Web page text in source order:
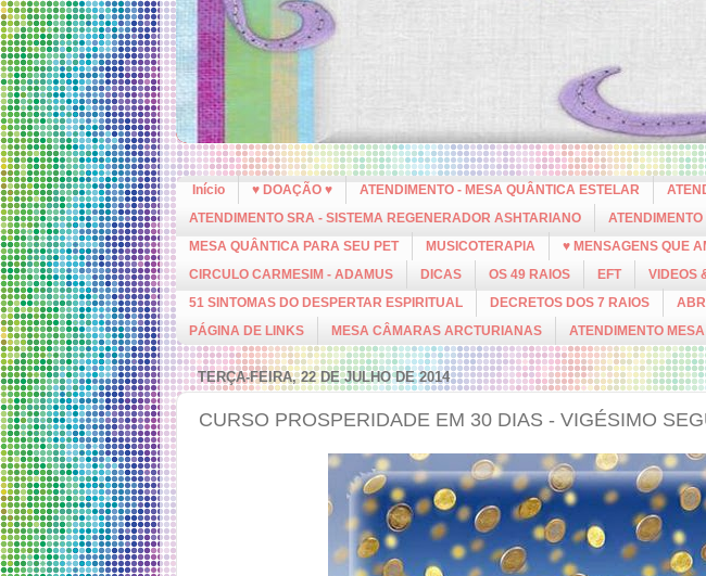
Início ♥ DOAÇÃO ♥ ATENDIMENTO - MESA QUÂNTICA ESTELAR
ATENDIMENTO SRA - SISTEMA REGENERADOR ASHTARIANO
MESA QUÂNTICA PARA SEU PET
MUSICOTERAPIA ♥ MENSAGENS QUE
CIRCULO CARMESIM - ADAMUS
DICAS OS 49 RAIOS EFT VIDEOS
51 SINTOMAS DO DESPERTAR ESPIRITUAL
DECRETOS DOS 7 RAIOS
PÁGINA DE LINKS
MESA CÂMARAS ARCTURIANAS ATENDIMENTO
TERÇA-FEIRA, 22 DE JULHO DE 2014
CURSO PROSPERIDADE EM 30 DIAS - VIGÉSIMO